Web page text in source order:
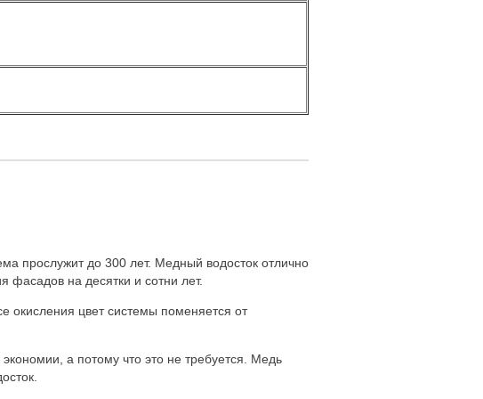
прослужит до 300 лет. Медный водосток отлично
фасадов на десятки и сотни лет.
окисления цвет системы поменяется от
а потому что это не требуется. Медь